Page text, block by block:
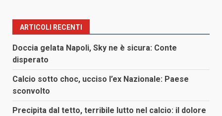
ARTICOLI RECENTI
Doccia gelata Napoli, Sky ne è sicura: Conte
disperato
Calcio sotto choc, ucciso l’ex Nazionale: Paese
sconvolto
Precipita dal tetto, terribile lutto nel calcio: il dolore